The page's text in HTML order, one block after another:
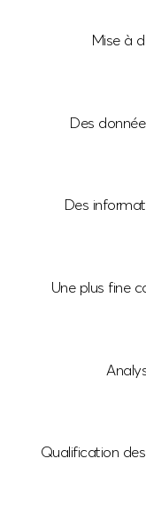
Mise à
Des
Des
Une plus fine
Qualification